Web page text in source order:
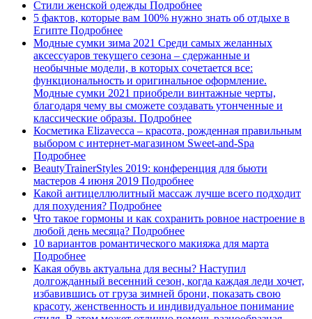
Стили женской одежды Подробнее
5 фактов, которые вам 100% нужно знать об отдыхе в
Египте Подробнее
Модные сумки зима 2021 Среди самых желанных
аксессуаров текущего сезона – сдержанные и
необычные модели, в которых сочетается все:
функциональность и оригинальное оформление.
Модные сумки 2021 приобрели винтажные черты,
благодаря чему вы сможете создавать утонченные и
классические образы. Подробнее
Косметика Elizavecca – красота, рожденная правильным
выбором с интернет-магазином Sweet-and-Spa
Подробнее
BeautyTrainerStyles 2019: конференция для бьюти
мастеров 4 июня 2019 Подробнее
Какой антицеллюлитный массаж лучше всего подходит
для похудения? Подробнее
Что такое гормоны и как сохранить ровное настроение в
любой день месяца? Подробнее
10 вариантов романтического макияжа для марта
Подробнее
Какая обувь актуальна для весны? Наступил
долгожданный весенний сезон, когда каждая леди хочет,
избавившись от груза зимней брони, показать свою
красоту, женственность и индивидуальное понимание